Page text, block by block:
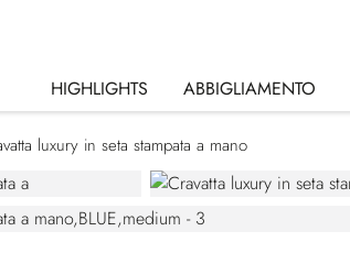
HIGHLIGHTS ABBIGLIAMENTO
luxury in seta stampata a mano